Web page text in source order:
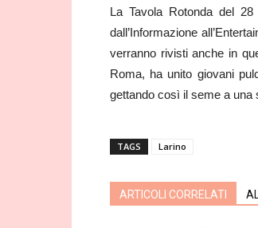
La Tavola Rotonda del
dall’Informazione
verranno rivisti anche in
Roma, ha unito giovani
gettando così il seme a una
TAGS Larino
ARTICOLI CORRELATI